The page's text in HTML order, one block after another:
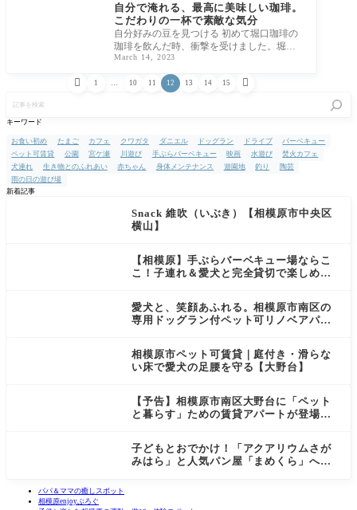
自分で淹れる、最高に美味しい珈琲。
こだわりの一杯で素敵な気分
自分好みの豆を見つける 初めて堀口珈琲の
珈琲を飲んだ時、衝撃を受けました。堀口
珈琲に出会うまで、相模原の珈琲屋さんを
March 14, 2023
 1 10 11 12 13 14 15 
を
索
キーワード
お食い初め たまご カフェ クワガタ ダニエル ドッグラン ドライブ
バーベキュー
ペット可賃貸
公園 宮ケ瀬 川遊び 手ぶらバーベキュー 映画 水遊び
焚火カフェ
犬連れ
生き物とのふれあい 赤ちゃん 身体メンテナンス 遊園地 釣り
陶芸
雨の日の遊び場
新着記事
Snack 維吹（いぶき）【相模原市中央区
横山】
【相模原】手ぶらバーベキュー場ならこ
こ！子連れ＆愛犬と完全貸切で楽しめる
愛犬と、笑顔あふれる。相模原市南区の
専用ドッグラン付ペット可リノベアパー
相模原市ペット可賃貸｜庭付き・滑らな
い床で愛犬の足腰を守る【大野台】
【予告】相模原市南区大野台に「ペット
と暮らす」ための賃貸アパートが登場し
子どもとおでかけ！「アクアリウムさが
みはら」と人気パン屋「まめくら」へ行
パパ＆ママの癒しスポット
相模原enjoyぶろぐ